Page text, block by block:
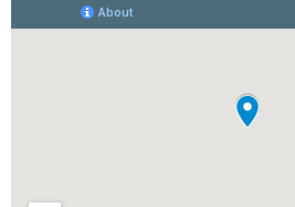
引越しに使えるレンタカー特集